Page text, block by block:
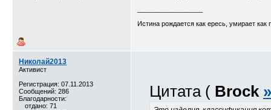
Истина рождается как ересь, умирает как
Николай2013
Активист
Регистрация: 07.11.2013
Сообщений: 286
Благодарности:
отдано: 71
Цитата ( Brock »